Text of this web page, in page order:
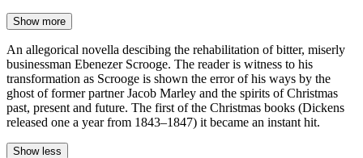
Show more
An allegorical novella descibing the rehabilitation of bitter, miserly
businessman Ebenezer Scrooge. The reader is witness to his
transformation as Scrooge is shown the error of his ways by the
ghost of former partner Jacob Marley and the spirits of Christmas
past, present and future. The first of the Christmas books (Dickens
released one a year from 1843–1847) it became an instant hit.
Show less